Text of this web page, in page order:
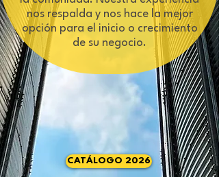
nos respalda y nos hace la mejor
opción para el inicio o crecimiento
de su negocio.
CATÁLOGO 2026